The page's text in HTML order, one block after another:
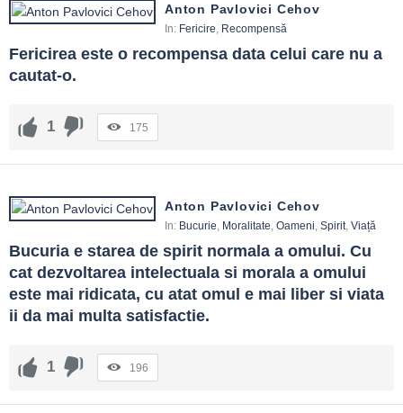
Anton Pavlovici Cehov
In: Fericire, Recompensă
Fericirea este o recompensa data celui care nu a
cautat-o.
1 175
Anton Pavlovici Cehov
In: Bucurie, Moralitate, Oameni, Spirit, Viață
Bucuria e starea de spirit normala a omului. Cu
cat dezvoltarea intelectuala si morala a omului
este mai ridicata, cu atat omul e mai liber si viata
ii da mai multa satisfactie.
1 196